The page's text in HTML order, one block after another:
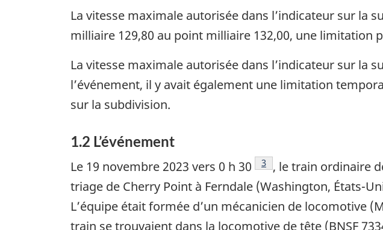
La vitesse maximale autorisée dans l’indicateur sur la
milliaire 129,80 au point milliaire 132,00, une limitation
La vitesse maximale autorisée dans l’indicateur sur la
l’événement, il y avait également une limitation
sur la subdivision.
1.2 L’événement
Le 19 novembre 2023 vers 0 h 30 3 , le train ordinaire
triage de Cherry Point à Ferndale (Washington, États-
L’équipe était formée d’un mécanicien de locomotive
train se trouvaient dans la locomotive de tête (BNSF